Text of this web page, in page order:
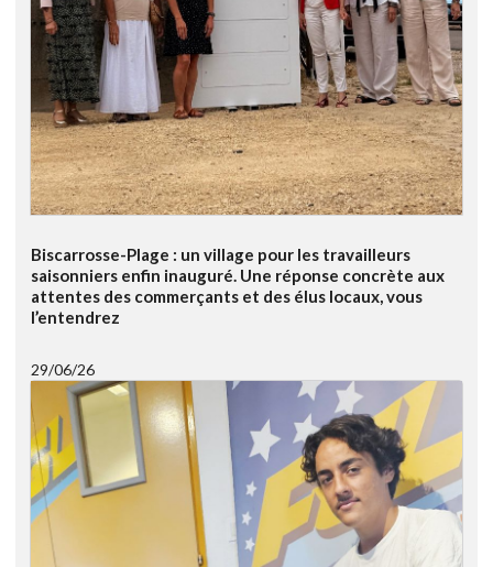
Biscarrosse-Plage : un village pour les travailleurs
saisonniers enfin inauguré. Une réponse concrète aux
attentes des commerçants et des élus locaux, vous
l’entendrez
29/06/26